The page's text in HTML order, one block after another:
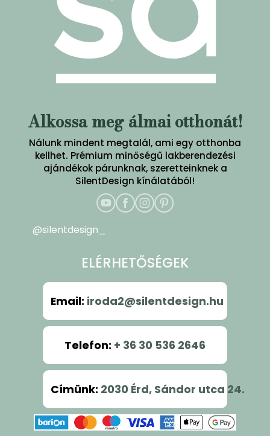
Alkossa meg álmai otthonát!
Nálunk mindent megtalál, ami egy otthonba
kellhet. Prémium minőségű lakberendezési
ajándékok párunknak, szeretteinknek a
SilentDesign kínálatából!
@silentdesign_
ELÉRHETŐSÉGEK
Email: iroda2@silentdesign.hu
Telefon: + 36 30 536 2646
Címünk: 2030 Érd, Sándor utca 24.